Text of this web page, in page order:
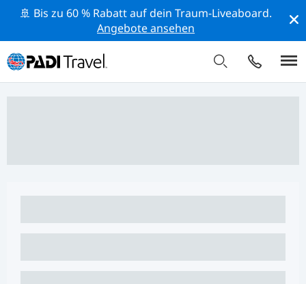
🚢 Bis zu 60 % Rabatt auf dein Traum-Liveaboard.
Angebote ansehen